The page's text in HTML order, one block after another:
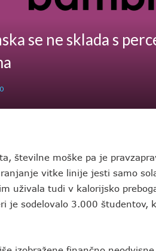
se ne sklada s
0
številne moške pa je
vitke linije jesti samo
uživala tudi v kalorijsko
je sodelovalo 3.000 študentov,